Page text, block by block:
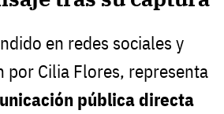
en redes sociales y
por Cilia Flores, representa
pública directa